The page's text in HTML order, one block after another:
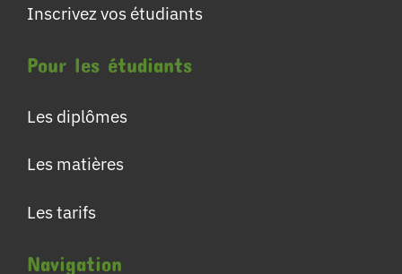
Inscrivez vos étudiants
Pour les étudiants
Les diplômes
Les matières
Les tarifs
Navigation